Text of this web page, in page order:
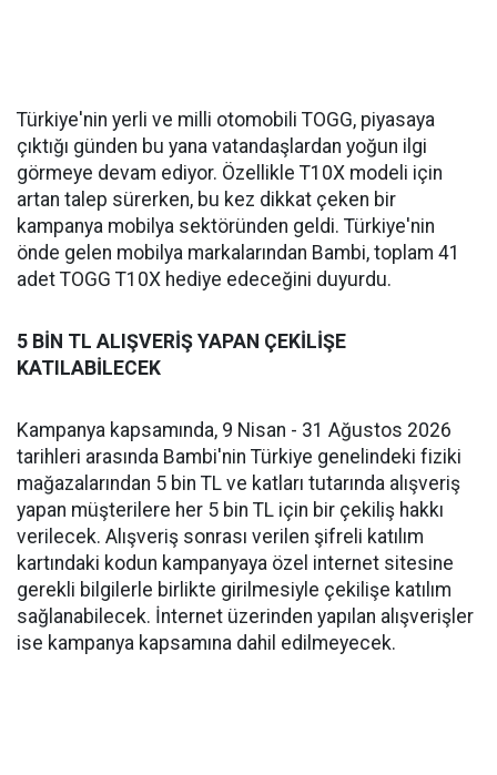
Türkiye'nin yerli ve milli otomobili TOGG, piyasaya
çıktığı günden bu yana vatandaşlardan yoğun ilgi
görmeye devam ediyor. Özellikle T10X modeli için
artan talep sürerken, bu kez dikkat çeken bir
kampanya mobilya sektöründen geldi. Türkiye'nin
önde gelen mobilya markalarından Bambi, toplam 41
adet TOGG T10X hediye edeceğini duyurdu.
5 BİN TL ALIŞVERİŞ YAPAN ÇEKİLİŞE
KATILABİLECEK
Kampanya kapsamında, 9 Nisan - 31 Ağustos 2026
tarihleri arasında Bambi'nin Türkiye genelindeki fiziki
mağazalarından 5 bin TL ve katları tutarında alışveriş
yapan müşterilere her 5 bin TL için bir çekiliş hakkı
verilecek. Alışveriş sonrası verilen şifreli katılım
kartındaki kodun kampanyaya özel internet sitesine
gerekli bilgilerle birlikte girilmesiyle çekilişe katılım
sağlanabilecek. İnternet üzerinden yapılan alışverişler
ise kampanya kapsamına dahil edilmeyecek.